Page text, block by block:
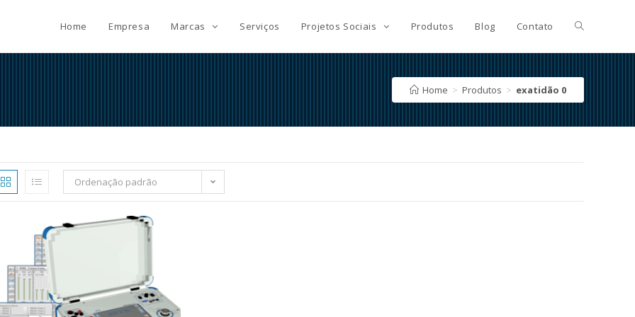
Home Empresa Marcas Serviços Projetos Sociais Produtos Blog Contato
Home > Produtos > exatidão 0
Ordenação padrão